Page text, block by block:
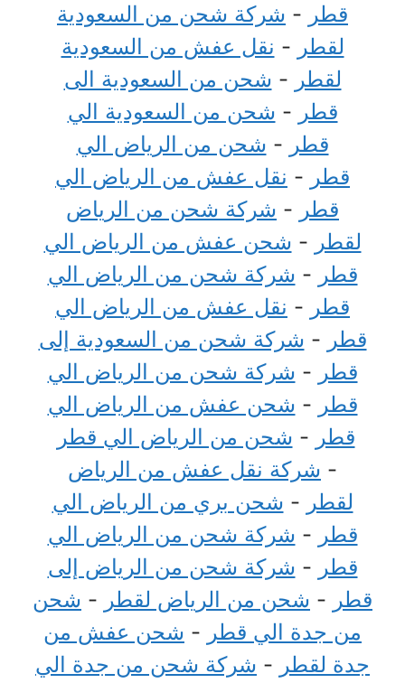
قطر - شركة شحن من السعودية
لقطر - نقل عفش من السعودية
لقطر - شحن من السعودية الى
قطر - شحن من السعودية الي
قطر - شحن من الرياض الي
قطر - نقل عفش من الرياض الي
قطر - شركة شحن من الرياض
لقطر - شحن عفش من الرياض الي
قطر - شركة شحن من الرياض الي
قطر - نقل عفش من الرياض الي
قطر - شركة شحن من السعودية إلى
قطر - شركة شحن من الرياض الي
قطر - شحن عفش من الرياض الي
قطر - شحن من الرياض الي قطر
- شركة نقل عفش من الرياض
لقطر - شحن بري من الرياض الي
قطر - شركة شحن من الرياض الي
قطر - شركة شحن من الرياض إلى
قطر - شحن من الرياض لقطر - شحن
من جدة الي قطر - شحن عفش من
جدة لقطر - شركة شحن من جدة الي